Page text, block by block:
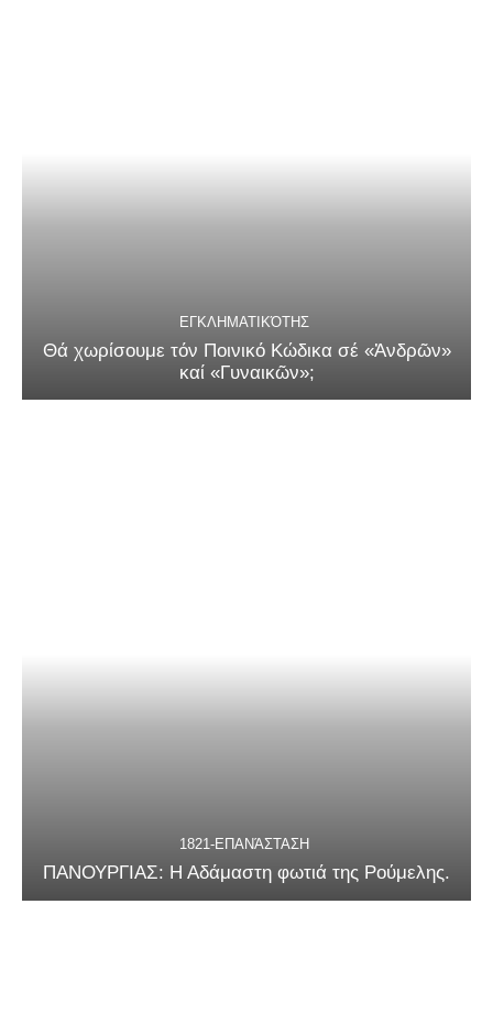
ΕΓΚΛΗΜΑΤΙΚΌΤΗΣ
Θά χωρίσουμε τόν Ποινικό Κώδικα σέ «Ἀνδρῶν»
καί «Γυναικῶν»;
1821-ΕΠΑΝΆΣΤΑΣΗ
ΠΑΝΟΥΡΓΙΑΣ: Η Αδάμαστη φωτιά της Ρούμελης.